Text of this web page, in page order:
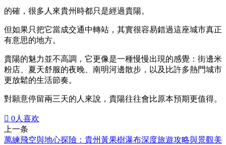
的確，很多人來貴州時都只是經過貴陽。
但如果只把它當成交通中轉站，其實很容易錯過這座城市真正
有意思的地方。
貴陽的魅力並不高調，它更像是一種慢慢出現的感覺：街邊米
粉店、夏天舒服的夜晚、南明河邊散步，以及比許多熱門城市
更放鬆的生活節奏。
對願意停留兩三天的人來說，貴陽往往會比原本預期更值得。
 0人喜欢
上一条
萬練飛空與地心探險：貴州黃果樹瀑布深度旅遊攻略與景觀美